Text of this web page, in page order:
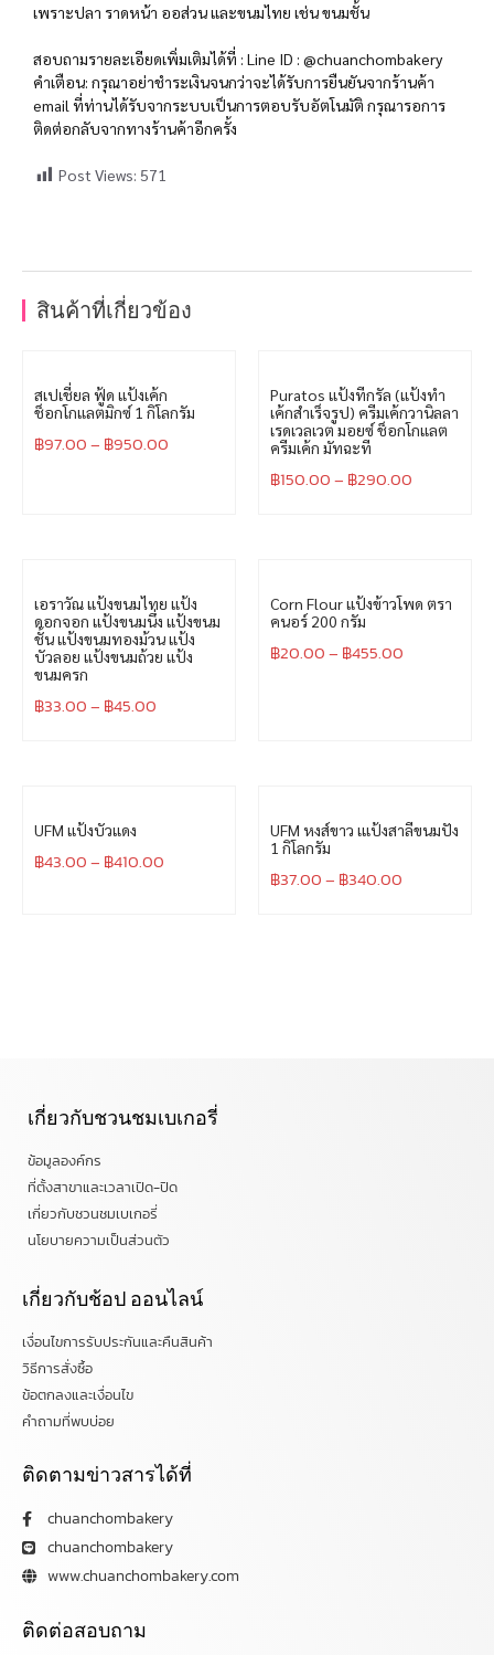
เพราะปลา ราดหน้า ออส่วน และขนมไทย เช่น ขนมชั้น
สอบถามรายละเอียดเพิ่มเติมได้ที่ : Line ID : @chuanchombakery
คำเตือน: กรุณาอย่าชำระเงินจนกว่าจะได้รับการยืนยันจากร้านค้า
email ที่ท่านได้รับจากระบบเป็นการตอบรับอัตโนมัติ กรุณารอการ
ติดต่อกลับจากทางร้านค้าอีกครั้ง
Post Views: 571
สินค้าที่เกี่ยวข้อง
สเปเชี่ยล ฟู้ด แป้งเค้ก
ช็อกโกแลตมิกซ์ 1 กิโลกรัม
฿97.00– ฿950.00
Puratos แป้งทีกรัล (แป้งทำ
เค้กสำเร็จรูป) ครีมเค้กวานิลลา
เรดเวลเวต มอยซ์ ช็อกโกแลต
ครีมเค้ก มัทฉะที
฿150.00– ฿290.00
เอราวัณ แป้งขนมไทย แป้ง
ดอกจอก แป้งขนมนึ่ง แป้งขนม
ชั้น แป้งขนมทองม้วน แป้ง
บัวลอย แป้งขนมถ้วย แป้ง
ขนมครก
฿33.00– ฿45.00
Corn Flour แป้งข้าวโพด ตรา
คนอร์ 200 กรัม
฿20.00– ฿455.00
UFM แป้งบัวแดง
฿43.00– ฿410.00
UFM หงส์ขาว เแป้งสาลีขนมปัง
1 กิโลกรัม
฿37.00– ฿340.00
เกี่ยวกับชวนชมเบเกอรี่
ข้อมูลองค์กร
ที่ตั้งสาขาและเวลาเปิด-ปิด
เกี่ยวกับชวนชมเบเกอรี่
นโยบายความเป็นส่วนตัว
เกี่ยวกับช้อป ออนไลน์
เงื่อนไขการรับประกันและคืนสินค้า
วิธีการสั่งซื้อ
ข้อตกลงและเงื่อนไข
คำถามที่พบบ่อย
ติดตามข่าวสารได้ที่
chuanchombakery
chuanchombakery
www.chuanchombakery.com
ติดต่อสอบถาม